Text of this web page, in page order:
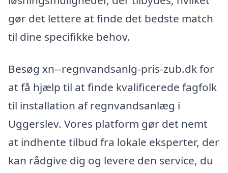
gør det lettere at finde det bedste match
til dine specifikke behov.
Besøg xn--regnvandsanlg-pris-zub.dk for
at få hjælp til at finde kvalificerede fagfolk
til installation af regnvandsanlæg i
Uggerslev. Vores platform gør det nemt
at indhente tilbud fra lokale eksperter, der
kan rådgive dig og levere den service, du